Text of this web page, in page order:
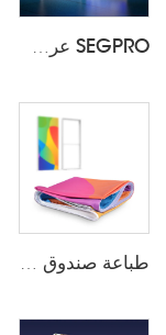
SEGPRO عرض صندوق إضاءة قماشي بشحن لاسلكي LT-ALF85-T3
طباعة صندوق ضوئي قماشي